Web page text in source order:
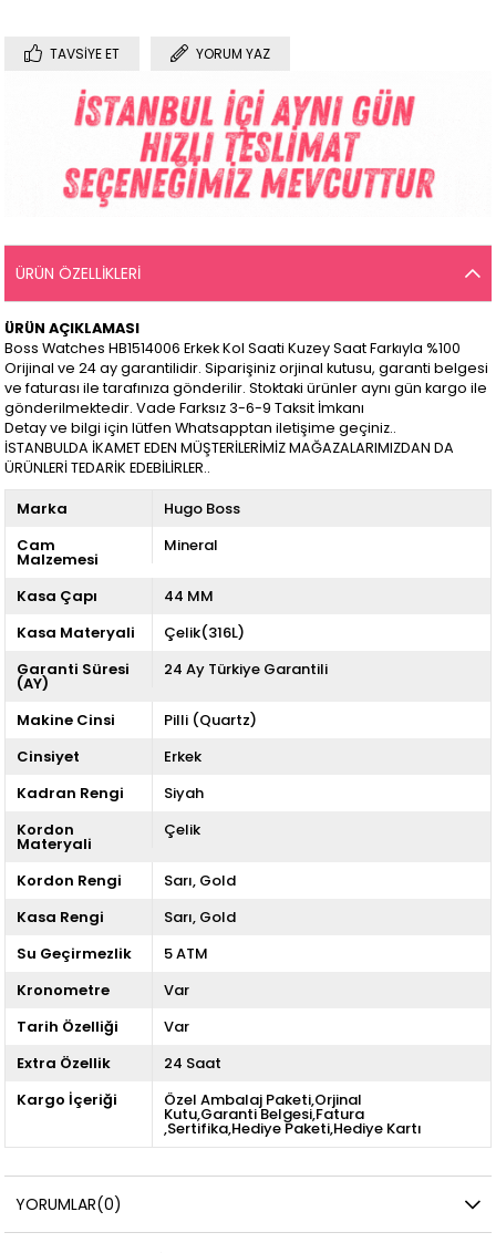
TAVSIYE ET YORUM YAZ
ÜRÜN ÖZELLIKLERI
ÜRÜN AÇIKLAMASI
Boss Watches HB1514006 Erkek Kol Saati Kuzey Saat Farkıyla %100
Orijinal ve 24 ay garantilidir. Siparişiniz orjinal kutusu, garanti belgesi
ve faturası ile tarafınıza gönderilir. Stoktaki ürünler aynı gün kargo ile
gönderilmektedir. Vade Farksız 3-6-9 Taksit İmkanı
Detay ve bilgi için lütfen Whatsapptan iletişime geçiniz..
İSTANBULDA İKAMET EDEN MÜŞTERİLERİMİZ MAĞAZALARIMIZDAN DA
ÜRÜNLERİ TEDARİK EDEBİLİRLER..
Marka
Hugo Boss
Cam
Malzemesi
Mineral
Kasa Çapı
44 MM
Kasa Materyali
Çelik(316L)
Garanti Süresi
(AY)
24 Ay Türkiye Garantili
Makine Cinsi
Pilli (Quartz)
Cinsiyet
Erkek
Kadran Rengi
Siyah
Kordon
Materyali
Çelik
Kordon Rengi Sarı Gold
Kasa Rengi
Sarı Gold
Su Geçirmezlik
5 ATM
Kronometre
Var
Tarih Özelliği
Var
Extra Özellik
24 Saat
Kargo İçeriği
Özel Ambalaj Paketi,Orjinal
Kutu,Garanti Belgesi,Fatura
,Sertifika,Hediye Paketi,Hediye Kartı
YORUMLAR(0)